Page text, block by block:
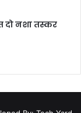
दो नशा तस्कर